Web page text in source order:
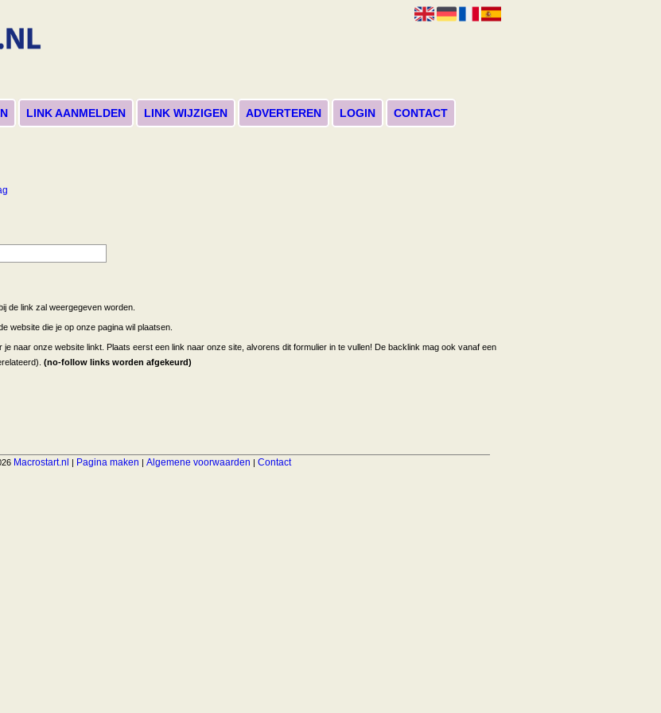
LINK AANMELDEN LINK WIJZIGEN ADVERTEREN LOGIN CONTACT
de link zal weergegeven worden.
website die je op onze pagina wil plaatsen.
je naar onze website linkt. Plaats eerst een link naar onze site, alvorens dit formulier in te vullen! De backlink mag ook vanaf een
(no-follow links worden afgekeurd)
Macrostart.nl Pagina maken |Algemene voorwaarden |Contact